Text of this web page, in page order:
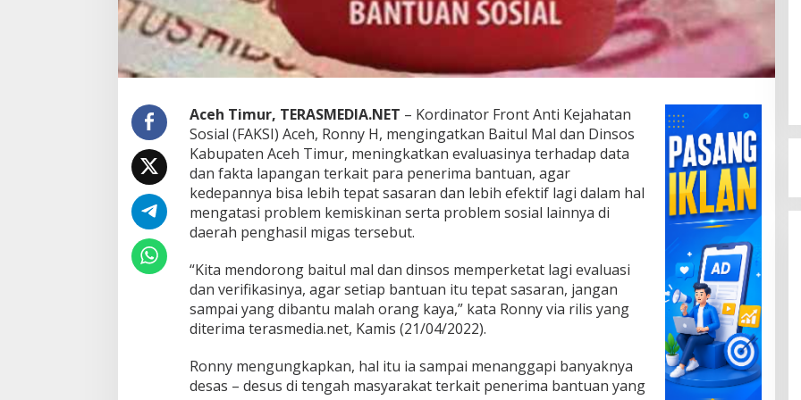
o
A
c
i
m
u
r
a
r
u
T
p
a
t
a
a
Aceh Timur, TERASMEDIA.NET – Kordinator Front Anti Kejahatan
Sosial (FAKSI) Aceh, Ronny H, mengingatkan Baitul Mal dan Dinsos
Kabupaten Aceh Timur, meningkatkan evaluasinya terhadap data
dan fakta lapangan terkait para penerima bantuan, agar
kedepannya bisa lebih tepat sasaran dan lebih efektif lagi dalam hal
mengatasi problem kemiskinan serta problem sosial lainnya di
daerah penghasil migas tersebut.
“Kita mendorong baitul mal dan dinsos memperketat lagi evaluasi
dan verifikasinya, agar setiap bantuan itu tepat sasaran, jangan
sampai yang dibantu malah orang kaya,” kata Ronny via rilis yang
diterima terasmedia.net, Kamis (21/04/2022).
Ronny mengungkapkan, hal itu ia sampai menanggapi banyaknya
desas – desus di tengah masyarakat terkait penerima bantuan yang